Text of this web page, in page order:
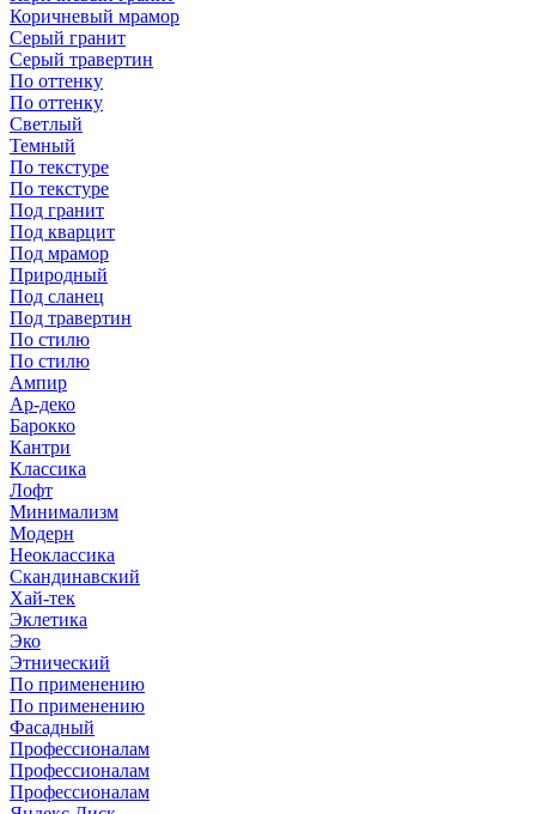
Коричневый мрамор
Серый гранит
Серый травертин
По оттенку
По оттенку
Светлый
Темный
По текстуре
По текстуре
Под гранит
Под кварцит
Под мрамор
Природный
Под сланец
Под травертин
По стилю
По стилю
Ампир
Ар-деко
Барокко
Кантри
Классика
Лофт
Минимализм
Модерн
Неоклассика
Скандинавский
Хай-тек
Эклетика
Эко
Этнический
По применению
По применению
Фасадный
Профессионалам
Профессионалам
Профессионалам